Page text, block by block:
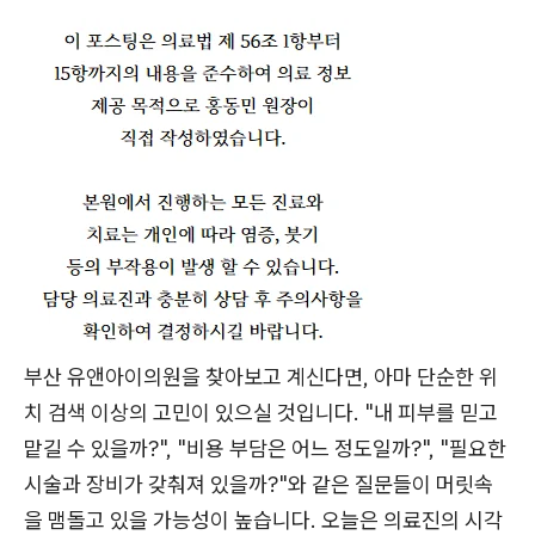
부산 유앤아이의원을 찾아보고 계신다면, 아마 단순한 위
치 검색 이상의 고민이 있으실 것입니다. "내 피부를 믿고
맡길 수 있을까?", "비용 부담은 어느 정도일까?", "필요한
시술과 장비가 갖춰져 있을까?"와 같은 질문들이 머릿속
을 맴돌고 있을 가능성이 높습니다. 오늘은 의료진의 시각